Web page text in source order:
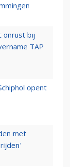
onrust bij
TAP
opent
met